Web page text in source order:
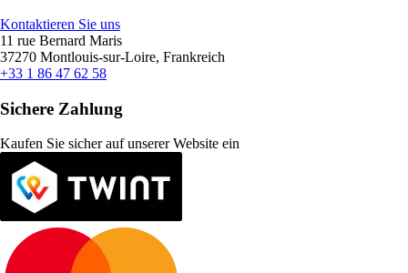
Kontaktieren Sie uns
11 rue Bernard Maris
37270 Montlouis-sur-Loire, Frankreich
+33 1 86 47 62 58
Sichere Zahlung
Kaufen Sie sicher auf unserer Website ein